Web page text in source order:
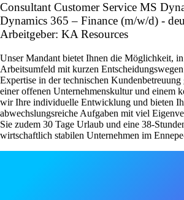
Consultant Customer Service MS
Dynamics 365 – Finance (m/w/d) -
Arbeitgeber: KA Resources
Unser Mandant bietet Ihnen die Möglichkeit,
Arbeitsumfeld mit kurzen
Expertise in der technischen
einer offenen Unternehmenskultur und einem
wir Ihre individuelle Entwicklung und bieten
abwechslungsreiche Aufgaben mit viel
Sie zudem 30 Tage Urlaub und eine 38-
wirtschaftlich stabilen Unternehmen im